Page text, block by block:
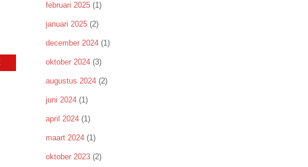
februari 2025 (1)
januari 2025 (2)
december 2024 (1)
oktober 2024 (3)
augustus 2024 (2)
juni 2024 (1)
april 2024 (1)
maart 2024 (1)
oktober 2023 (2)